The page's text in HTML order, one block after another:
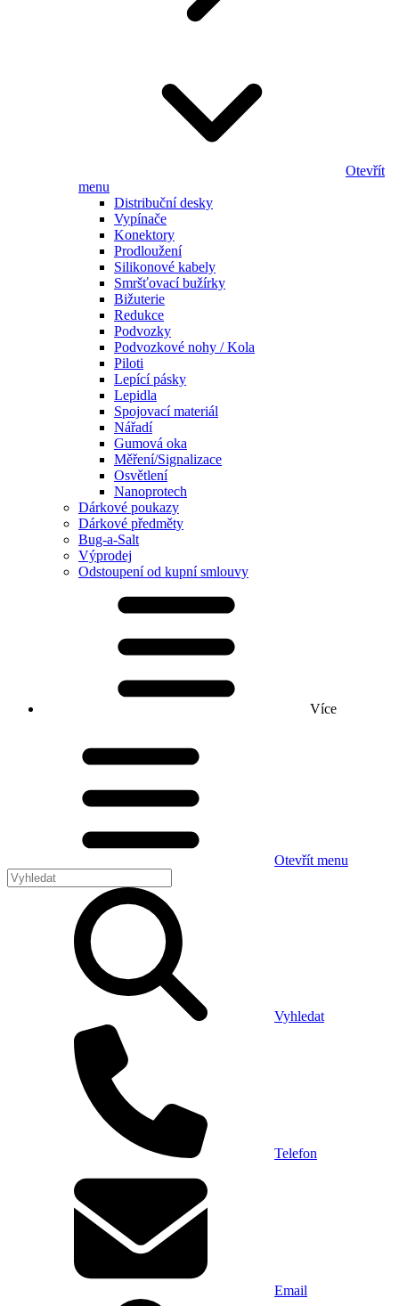
Otevřít
menu
Distribuční desky
Vypínače
Konektory
Prodloužení
Silikonové kabely
Smršťovací bužírky
Bižuterie
Redukce
Podvozky
Podvozkové nohy / Kola
Piloti
Lepící pásky
Lepidla
Spojovací materiál
Nářadí
Gumová oka
Měření/Signalizace
Osvětlení
Nanoprotech
Dárkové poukazy
Dárkové předměty
Bug-a-Salt
Výprodej
Odstoupení od kupní smlouvy
Více
Otevřít menu
Vyhledat
Telefon
Email